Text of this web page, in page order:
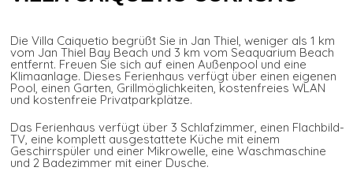
Die Villa Caiquetio begrüßt Sie in Jan Thiel, weniger als 1 km
vom Jan Thiel Bay Beach und 3 km vom Seaquarium Beach
entfernt. Freuen Sie sich auf einen Außenpool und eine
Klimaanlage. Dieses Ferienhaus verfügt über einen eigenen
Pool, einen Garten, Grillmöglichkeiten, kostenfreies WLAN
und kostenfreie Privatparkplätze.
Das Ferienhaus verfügt über 3 Schlafzimmer, einen Flachbild-
TV, eine komplett ausgestattete Küche mit einem
Geschirrspüler und einer Mikrowelle, eine Waschmaschine
und 2 Badezimmer mit einer Dusche.